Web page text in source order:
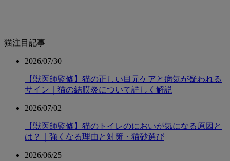
猫注目記事
2026/07/30
【獣医師監修】猫の正しい目元ケアと病気が疑われる
サイン｜猫の結膜炎について詳しく解説
2026/07/02
【獣医師監修】猫のトイレのにおいが気になる原因と
は？｜強くなる理由と対策・猫砂選び
2026/06/25